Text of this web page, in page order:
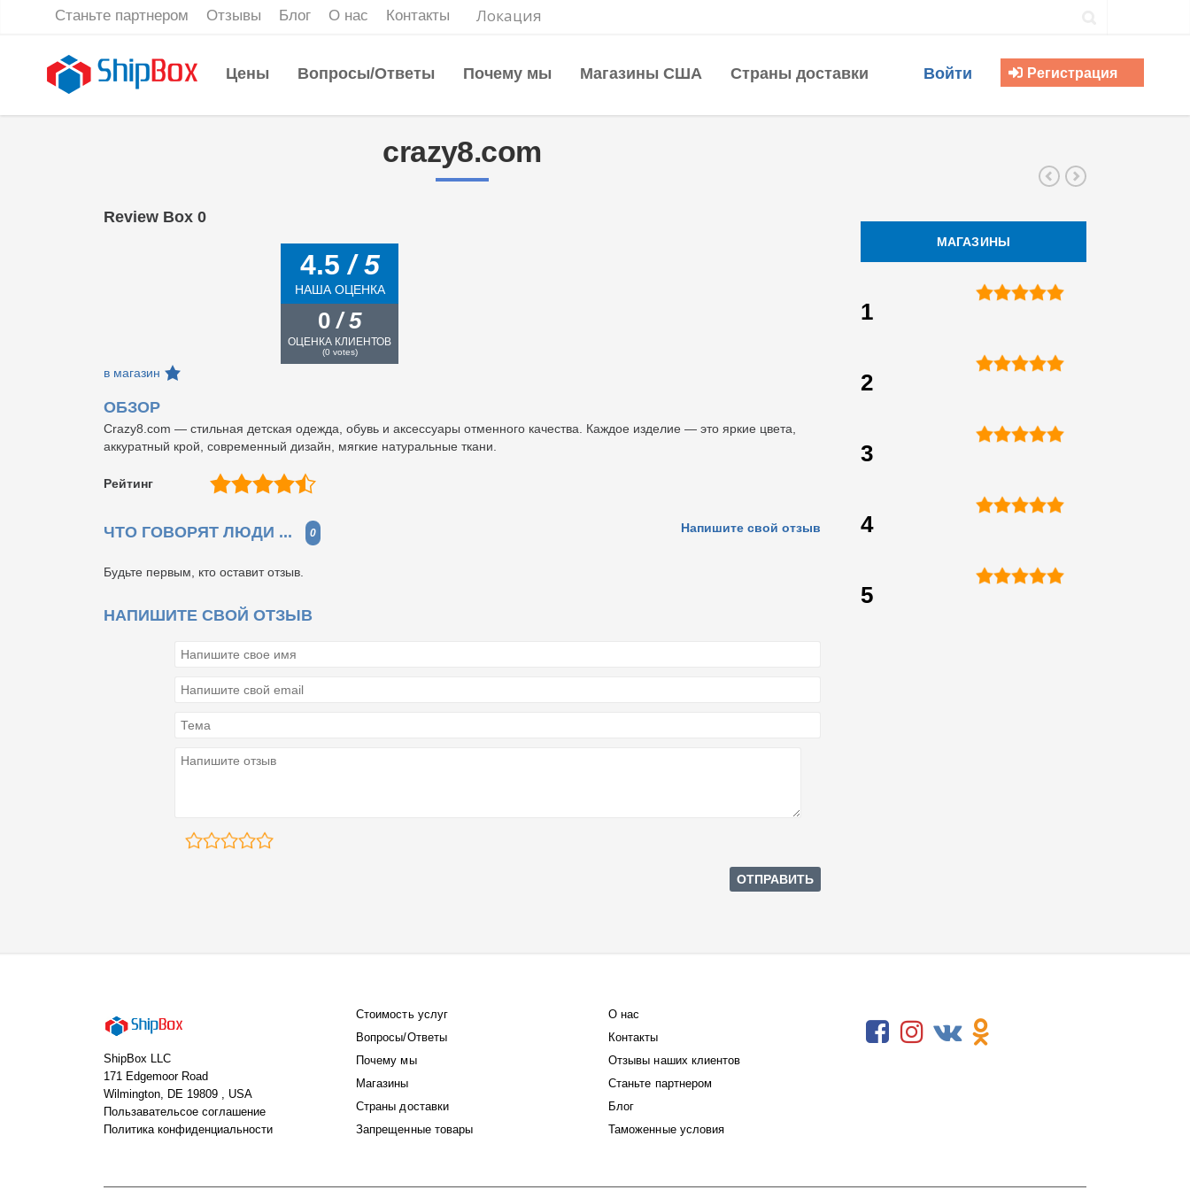
Станьте партнером Отзывы Блог О нас Контакты Локация
Цены Вопросы/Ответы Почему мы Магазины США Страны доставки Войти Регистрация
crazy8.com
Review Box 0
4.5/ 5
НАША ОЦЕНКА
0 / 5
ОЦЕНКА КЛИЕНТОВ
(0votes)
в магазин
ОБЗОР
Crazy8.com — стильная детская одежда, обувь и аксессуары отменного качества. Каждое изделие — это яркие цвета,
аккуратный крой, современный дизайн, мягкие натуральные ткани.
Рейтинг
ЧТО ГОВОРЯТ ЛЮДИ ... 0 Напишите свой отзыв
Будьте первым, кто оставит отзыв.
НАПИШИТЕ СВОЙ ОТЗЫВ
МАГАЗИНЫ
1
2
3
4
5
ShipBox LLC
171 Edgemoor Road
Wilmington, DE 19809 , USA
Пользавательсое соглашение
Политика конфиденциальности
Стоимость услуг
Вопросы/Ответы
Почему мы
Магазины
Страны доставки
Запрещенные товары
О нас
Контакты
Отзывы наших клиентов
Станьте партнером
Блог
Таможенные условия